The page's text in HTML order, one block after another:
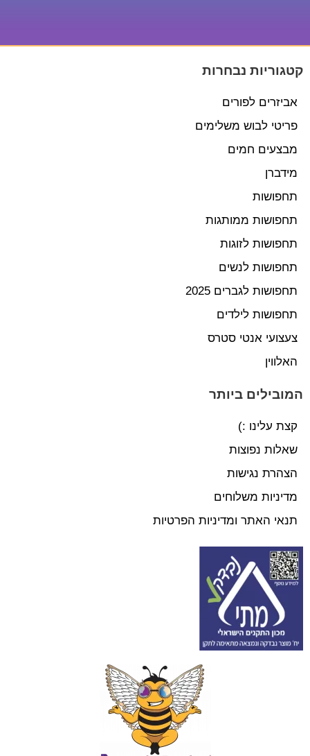
קטגוריות נבחרות
אביזרים לפורים
פריטי לבוש משלימים
מבצעים חמים
מידברן
תחפושות
תחפושות ממותגות
תחפושות לזוגות
תחפושות לנשים
תחפושות לגברים 2025
תחפושות לילדים
צעצועי אנטי סטרס
האלווין
המובילים ביותר
קצת עלינו :)
שאלות נפוצות
הצהרת נגישות
מדיניות משלוחים
תנאי האתר ומדיניות הפרטיות